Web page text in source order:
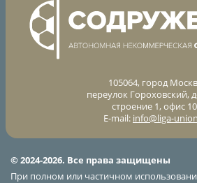
105064, город
переулок Гороховский,
строение 1, офис
E-mail: info@liga-
© 2024-2026. Все права защищены
При полном или частичном